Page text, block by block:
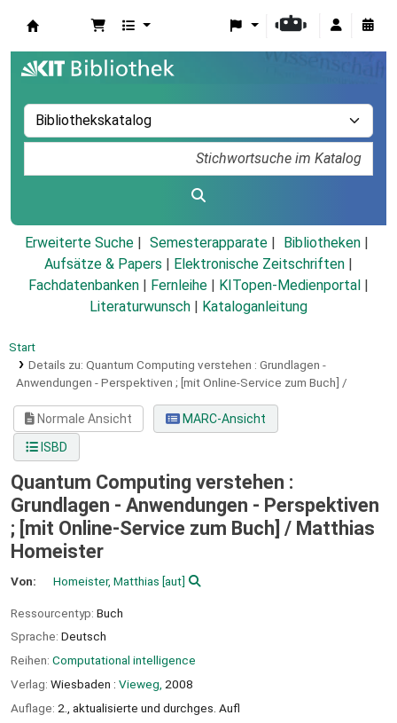
Erweiterte Suche Semesterapparate
Bibliotheken
Aufsätze & Papers
Elektronische Zeitschriften
Fachdatenbanken
Fernleihe KITopen-Medienportal
Literaturwunsch
Kataloganleitung
Start
Details zu: Quantum Computing verstehen : Grundlagen -
Anwendungen - Perspektiven ; [mit Online-Service zum Buch] /
Normale Ansicht
MARC-Ansicht
ISBD
Quantum Computing verstehen :
Grundlagen - Anwendungen - Perspektiven
; [mit Online-Service zum Buch] / Matthias
Homeister
Von: Homeister, Matthias [aut]
Ressourcentyp: Buch
Sprache: Deutsch
Reihen: Computational intelligence
Verlag: Wiesbaden : Vieweg, 2008
Auflage: 2., aktualisierte und durchges. Aufl